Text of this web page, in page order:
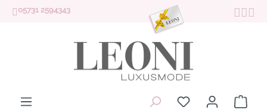
Zum Hauptinhalt springen
05731 2594343
Du hast 0